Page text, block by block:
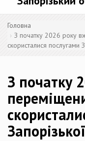
Головна
З початку 2026 року
скористалися послугами
З початку